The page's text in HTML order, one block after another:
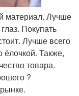
материал. Лучше
Покупать
Лучше всего
Также,
товара.
?